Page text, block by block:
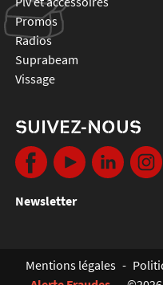
promos
radios
suprabeam
vissage
SUIVEZ-NOUS
Newsletter
Mentions légales -